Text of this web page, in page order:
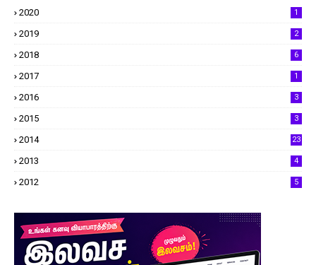
2020 1
2019 2
2018 6
2017 1
2016 3
2015 3
2014 23
2013 4
2012 5